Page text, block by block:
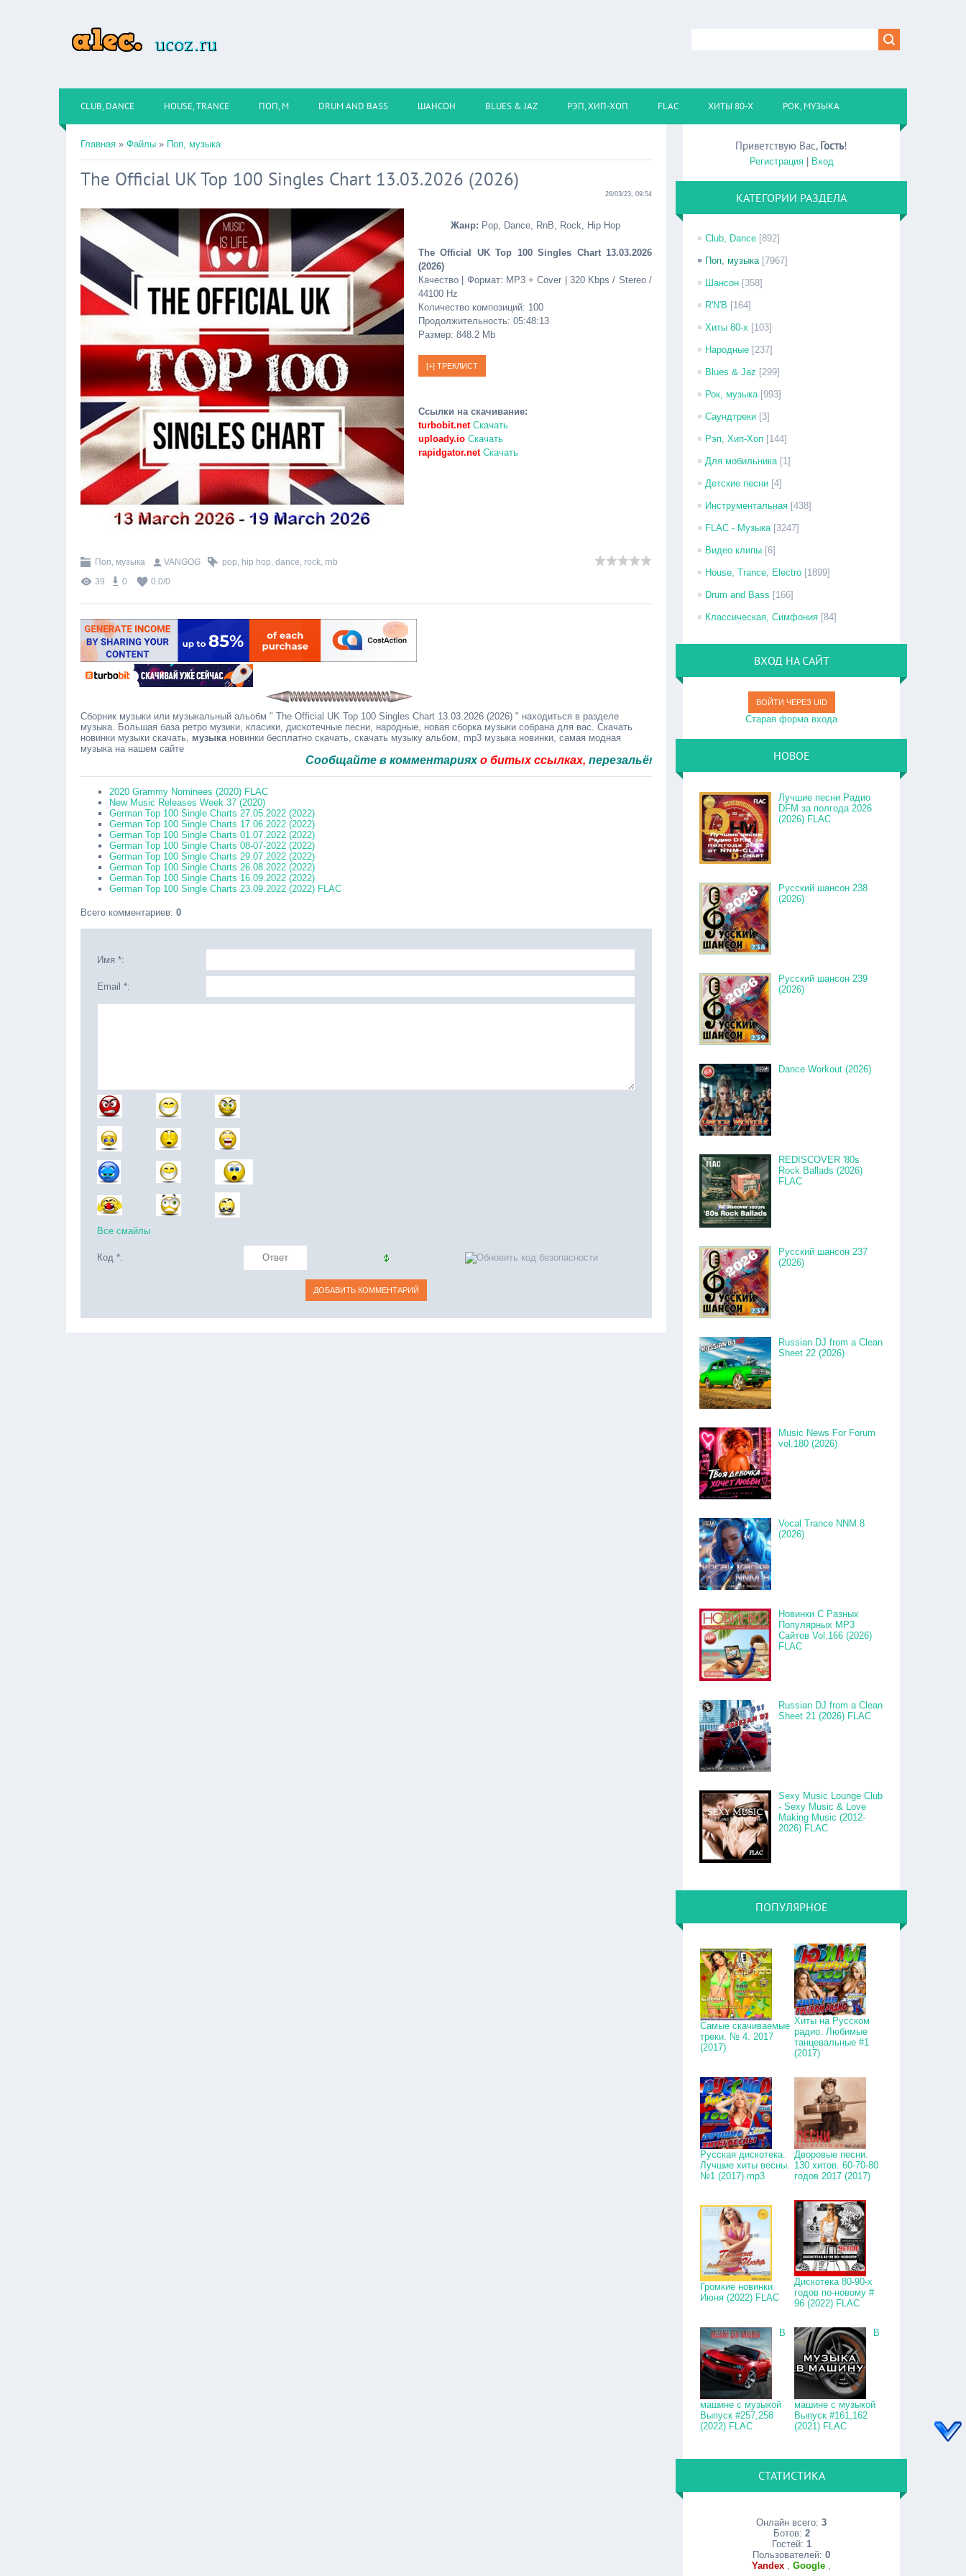
CLUB, DANCE HOUSE, TRANCE ПОП, М DRUM AND BASS ШАНСОН BLUES & JAZ РЭП, ХИП-ХОП FLAC ХИТЫ 80-Х РОК, МУЗЫКА
Главная » Файлы » Поп, музыка
The Official UK Top 100 Singles Chart 13.03.2026 (2026)
26/03/23, 09:54
Жанр: Pop, Dance, RnB, Rock, Hip Hop
The Official UK Top 100 Singles Chart 13.03.2026
(2026)
Качество | Формат: MP3 + Cover | 320 Kbps / Stereo /
44100 Hz
Количество композиций: 100
Продолжительность: 05:48:13
Размер: 848.2 Mb
Ссылки на скачивание:
turbobit.netСкачать
uploady.io Скачать
rapidgator.netСкачать
Поп, музыка VANGOG pop, hip hop, dance, rock, rnb
39
0 0.0/0
Сборник музыки или музыкальный альобм " The Official UK Top 100 Singles Chart 13.03.2026 (2026) " находиться в разделе
музыка. Большая база ретро музики, класики, дискотечные песни, народные, новая сборка музыки собрана для вас. Скачать
новинки музыки скачать, музыкановинки бесплатно скачать, скачать музыку альбом, mp3 музыка новинки, самая модная
музыка на нашем сайте
Сообщайте в комментарияхо битых ссылках,перезальём быстро.
2020 Grammy Nominees (2020) FLAC
New Music Releases Week 37 (2020)
German Top 100 Single Charts 27.05.2022 (2022)
German Top 100 Single Charts 17.06.2022 (2022)
German Top 100 Single Charts 01.07.2022 (2022)
German Top 100 Single Charts 08-07-2022 (2022)
German Top 100 Single Charts 29.07.2022 (2022)
German Top 100 Single Charts 26.08.2022 (2022)
German Top 100 Single Charts 16.09.2022 (2022)
German Top 100 Single Charts 23.09.2022 (2022) FLAC
Всего комментариев: 0
Имя *:
Email *:
Все смайлы
Код *:
Приветствую Вас, Гость!
Регистрация| Вход
КАТЕГОРИИ РАЗДЕЛА
Club, Dance [892]
Поп, музыка [7967]
Шансон [358]
R'N'B [164]
Хиты 80-х [103]
Народные [237]
Blues & Jaz [299]
Рок, музыка [993]
Саундтреки [3]
Рэп, Хип-Хоп [144]
Для мобильника [1]
Детские песни [4]
Инструментальная [438]
FLAC - Музыка [3247]
Видео клипы [6]
House, Trance, Electro [1899]
Drum and Bass [166]
Классическая, Симфония [84]
ВХОД НА САЙТ
ВОЙТИ ЧЕРЕЗ UID
Старая форма входа
НОВОЕ
Лучшие песни Радио
DFM за полгода 2026
(2026) FLAC
Русский шансон 238
(2026)
Русский шансон 239
(2026)
Dance Workout (2026)
REDISCOVER '80s
Rock Ballads (2026)
FLAC
Русский шансон 237
(2026)
Russian DJ from a Clean
Sheet 22 (2026)
Music News For Forum
vol.180 (2026)
Vocal Trance NNM 8
(2026)
Новинки С Разных
Популярных MP3
Сайтов Vol.166 (2026)
FLAC
Russian DJ from a Clean
Sheet 21 (2026) FLAC
Sexy Music Lounge Club
- Sexy Music & Love
Making Music (2012-
2026) FLAC
ПОПУЛЯРНОЕ
Самые скачиваемые
треки. № 4. 2017
(2017)
Хиты на Русском
радио. Любимые
танцевальные #1
(2017)
Русская дискотека.
Лучшие хиты весны.
№1 (2017) mp3
Дворовые песни.
130 хитов. 60-70-80
годов 2017 (2017)
Громкие новинки
Июня (2022) FLAC
Дискотека 80-90-х
годов по-новому #
96 (2022) FLAC
В
машине с музыкой
Выпуск #257,258
(2022) FLAC
В
машине с музыкой
Выпуск #161,162
(2021) FLAC
СТАТИСТИКА
Онлайн всего:3
Ботов: 2
Гостей: 1
Пользователей:0
Yandex ,Google ,